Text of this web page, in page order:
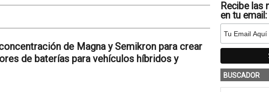
de Magna y Semikron para crear
de baterías para vehículos híbridos y
Recibe las
en tu email:
BUSCADOR